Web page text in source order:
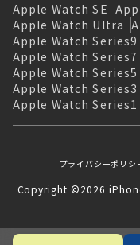
Apple Watch SE
Apple Watch Ultra
Apple Watch Series9
Apple Watch Series7
Apple Watch Series5
Apple Watch Series3
Apple Watch Series1
プライバシーポリシ
Copyright ©2026